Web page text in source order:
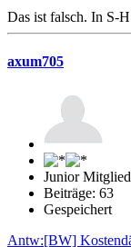
Das ist falsch. In S-
axum705
Junior Mitglied
Beiträge: 63
Gespeichert
Antw:[BW]